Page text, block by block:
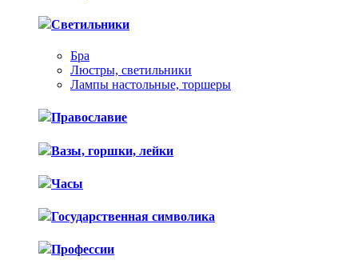
Светильники
Бра
Люстры, светильники
Лампы настольные, торшеры
Православие
Вазы, горшки, лейки
Часы
Государственная символика
Профессии